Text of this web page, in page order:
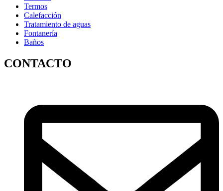
Termos
Calefacción
Tratamiento de aguas
Fontanería
Baños
CONTACTO